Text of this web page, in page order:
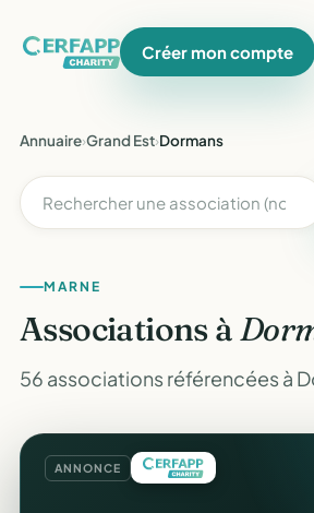
Créer mon compte
Annuaire›Grand Est›Dormans
MARNE
Associations à
56 associations référencées à
ANNONCE